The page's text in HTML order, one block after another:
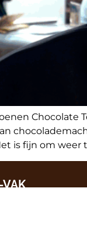
Chocolate
is fijn om weer
VAK